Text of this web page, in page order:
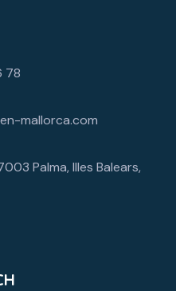
78
mallorca.com
Palma, Illes Balears,